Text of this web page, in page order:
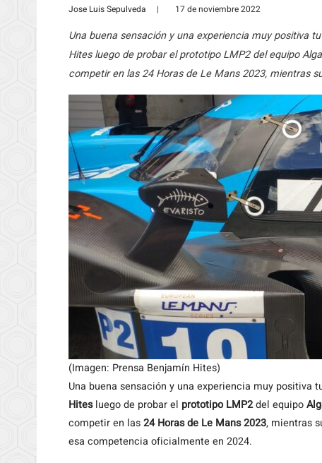
Jose Luis Sepulveda | 17 de noviembre 2022
Una buena sensación y una experiencia muy positiva
Hites luego de probar el prototipo LMP2 del equipo
competir en las 24 Horas de Le Mans 2023, mientras
(Imagen: Prensa Benjamín Hites)
Una buena sensación y una experiencia muy positiva
Hitesluego de probar el prototipo LMP2del equipo
competir en las24 Horas de Le Mans 2023, mientras
esa competencia oficialmente en 2024.